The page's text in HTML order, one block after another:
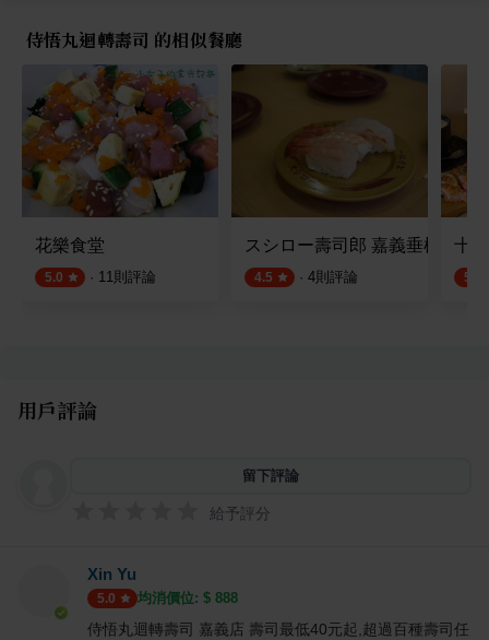
侍悟丸迴轉壽司 的相似餐廳
花樂食堂
5.0 · 11則評論
スシロー壽司郎 嘉義垂楊店
4.5 · 4則評論
十
5.0
用戶評論
留下評論
給予評分
Xin Yu
5.0 均消價位: $ 888
侍悟丸迴轉壽司 嘉義店 壽司最低40元起,超過百種壽司任